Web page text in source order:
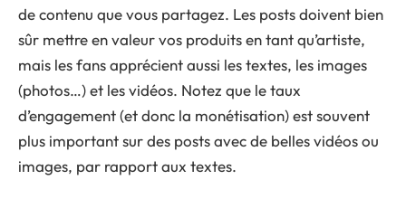
de contenu que vous partagez. Les posts doivent bien
sûr mettre en valeur vos produits en tant qu’artiste,
mais les fans apprécient aussi les textes, les images
(photos…) et les vidéos. Notez que le taux
d’engagement (et donc la monétisation) est souvent
plus important sur des posts avec de belles vidéos ou
images, par rapport aux textes.